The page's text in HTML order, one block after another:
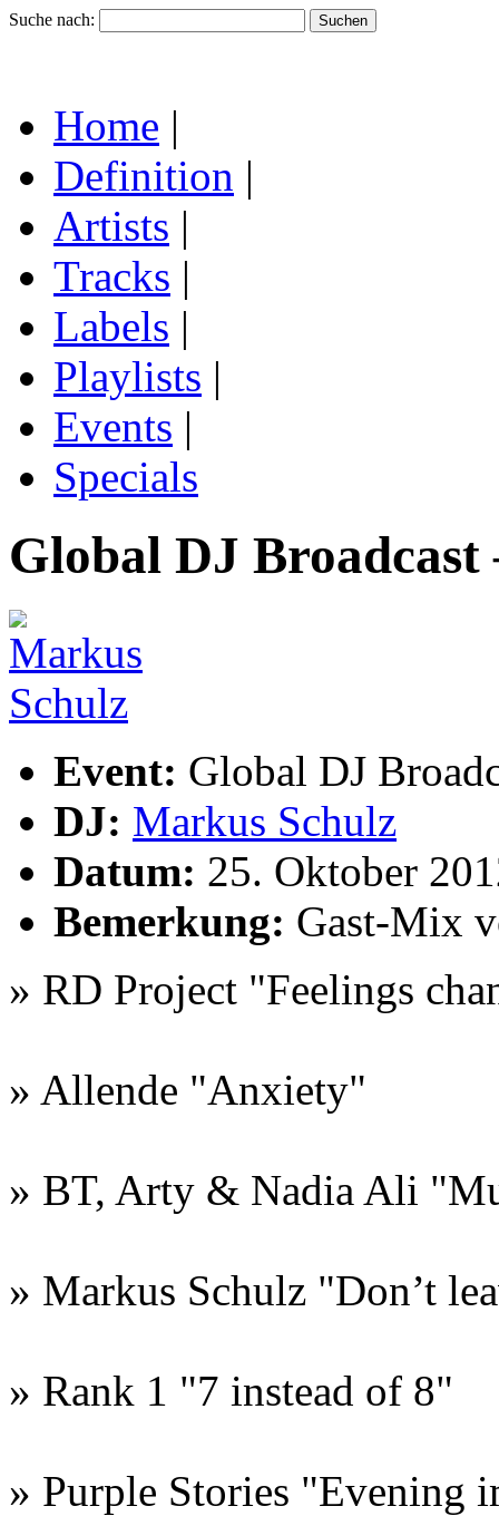
Suche nach:
Home |
Definition |
Artists |
Tracks |
Labels |
Playlists |
Events |
Specials
Global DJ Broadcast
Event: Global DJ
DJ: Markus Schulz
Datum: 25. Oktober
Bemerkung: Gast-Mix
» RD Project "Feelings
» Allende "Anxiety"
» BT, Arty & Nadia Ali
» Markus Schulz "Don’t
» Rank 1 "7 instead of 8"
» Purple Stories "Evening